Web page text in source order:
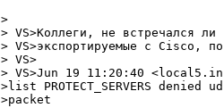
>
> VS>Коллеги, не встречался
> VS>экспортируемые с Cisco,
> VS>
> VS>Jun 19 11:20:40
>list PROTECT_SERVERS
>packet